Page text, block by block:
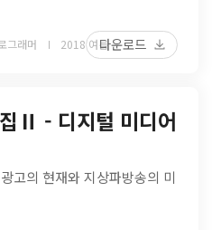
그래머 2018 여름다운로드
Ⅱ - 디지털 미디어
고의 현재와 지상파방송의 미